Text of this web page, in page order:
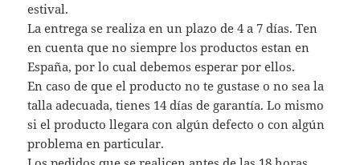
estival.
La entrega se realiza en un plazo de 4 a 7 días. Ten
en cuenta que no siempre los productos estan en
España, por lo cual debemos esperar por ellos.
En caso de que el producto no te gustase o no sea la
talla adecuada, tienes 14 días de garantía. Lo mismo
si el producto llegara con algún defecto o con algún
problema en particular.